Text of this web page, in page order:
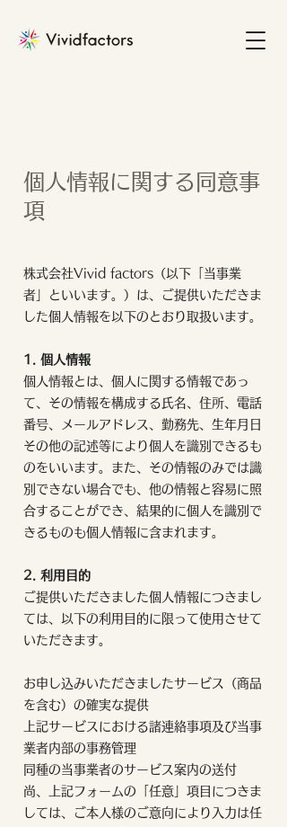
個人情報に関する同意事
項
株式会社Vivid factors（以下「当事業
者」といいます。）は、ご提供いただきま
した個人情報を以下のとおり取扱います。
1. 個人情報
個人情報とは、個人に関する情報であっ
て、その情報を構成する氏名、住所、電話
番号、メールアドレス、勤務先、生年月日
その他の記述等により個人を識別できるも
のをいいます。また、その情報のみでは識
別できない場合でも、他の情報と容易に照
合することができ、結果的に個人を識別で
きるものも個人情報に含まれます。
2. 利用目的
ご提供いただきました個人情報につきまし
ては、以下の利用目的に限って使用させて
いただきます。
お申し込みいただきましたサービス（商品
を含む）の確実な提供
上記サービスにおける諸連絡事項及び当事
業者内部の事務管理
同種の当事業者のサービス案内の送付
尚、上記フォームの「任意」項目につきま
しては、ご本人様のご意向により入力は任